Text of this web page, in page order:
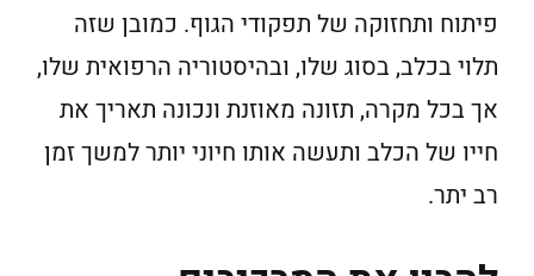
פיתוח ותחזוקה של תפקודי הגוף. כמובן שזה
תלוי בכלב, בסוג שלו, ובהיסטוריה הרפואית שלו,
אך בכל מקרה, תזונה מאוזנת ונכונה תאריך את
חייו של הכלב ותעשה אותו חיוני יותר למשך זמן
רב יתר.